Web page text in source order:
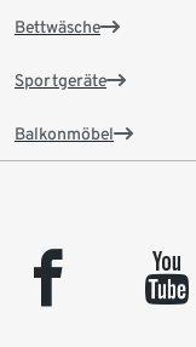
Bettwäsche
Sportgeräte
Balkonmöbel
facebook youtube